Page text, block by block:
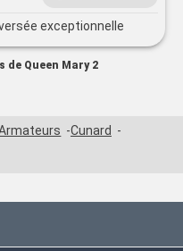
exceptionnelle
Queen Mary 2
Cunard